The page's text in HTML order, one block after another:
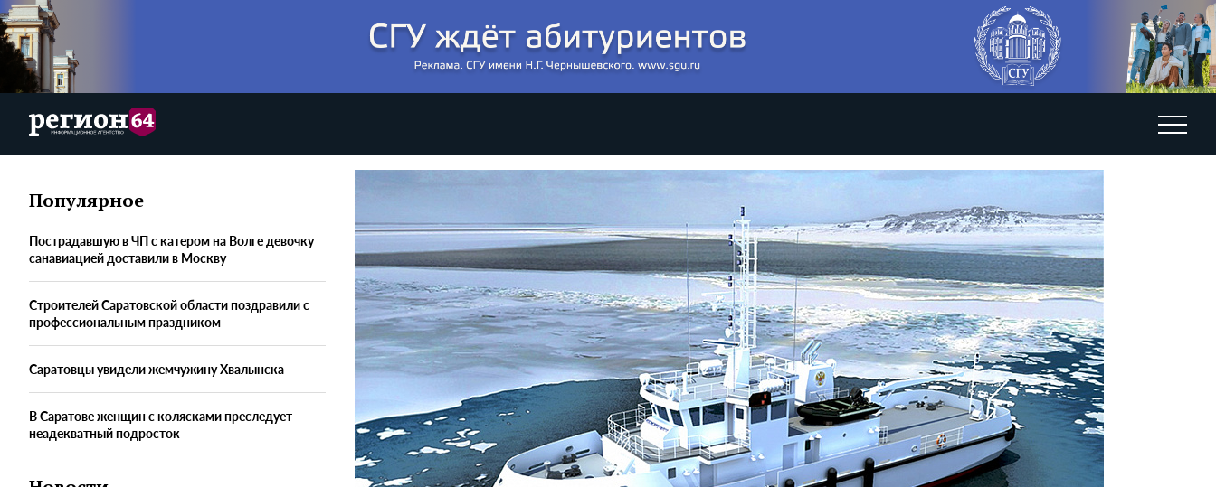
Популярное
Пострадавшую в ЧП с катером на Волге девочку
санавиацией доставили в Москву
Строителей Саратовской области поздравили с
профессиональным праздником
Саратовцы увидели жемчужину Хвалынска
В Саратове женщин с колясками преследует
неадекватный подросток